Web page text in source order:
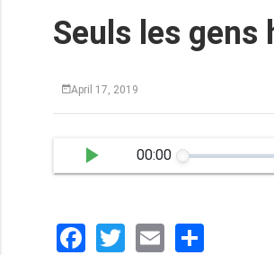
Seuls les
April 17, 2019
00:00
Facebook
Twitter
Email